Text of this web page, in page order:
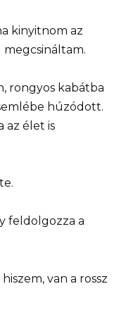
kinyitnom az
megcsináltam.
rongyos kabátba
húzódott.
az élet is
feldolgozza a
van a rossz